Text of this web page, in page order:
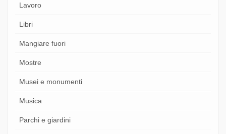
Lavoro
Libri
Mangiare fuori
Mostre
Musei e monumenti
Musica
Parchi e giardini